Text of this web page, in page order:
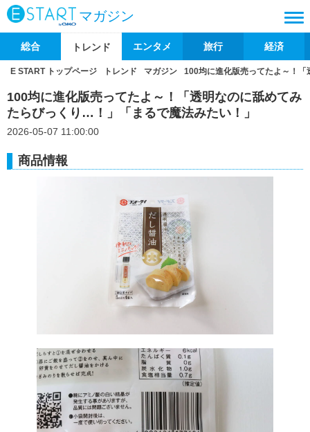
マガジン
総合 トレンド エンタメ 旅行 経済
E START トップページ トレンド マガジン 100均に進化版売ってたよ～！
100均に進化版売ってたよ～！「透明なのに舐めてみ
たらびっくり…！」「まるで魔法みたい！」
2026-05-07 11:00:00
商品情報